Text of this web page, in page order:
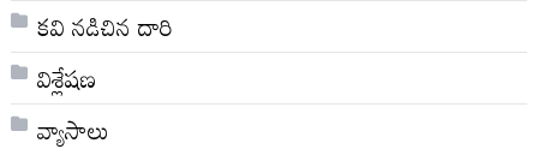
కవి నడిచిన దారి
విశ్లేషణ
వ్యాసాలు